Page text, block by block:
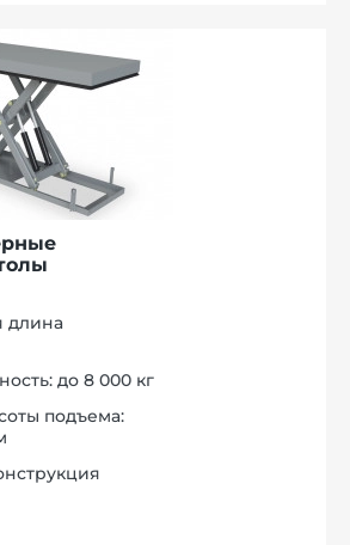
длина
до 8 000 кг
подъема: